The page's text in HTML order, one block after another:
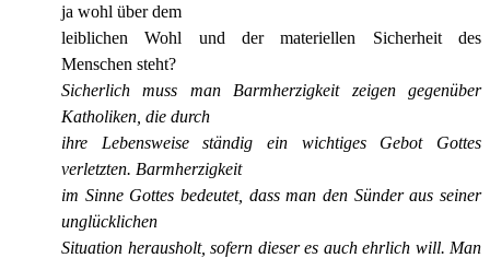
ja wohl über dem
leiblichen Wohl und der materiellen Sicherheit des
Menschen steht?
Sicherlich muss man Barmherzigkeit zeigen gegenüber
Katholiken, die durch
ihre Lebensweise ständig ein wichtiges Gebot Gottes
verletzten. Barmherzigkeit
im Sinne Gottes bedeutet, dass man den Sünder aus seiner
unglücklichen
Situation herausholt, sofern dieser es auch ehrlich will. Man